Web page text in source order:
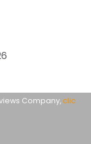
Company,clic